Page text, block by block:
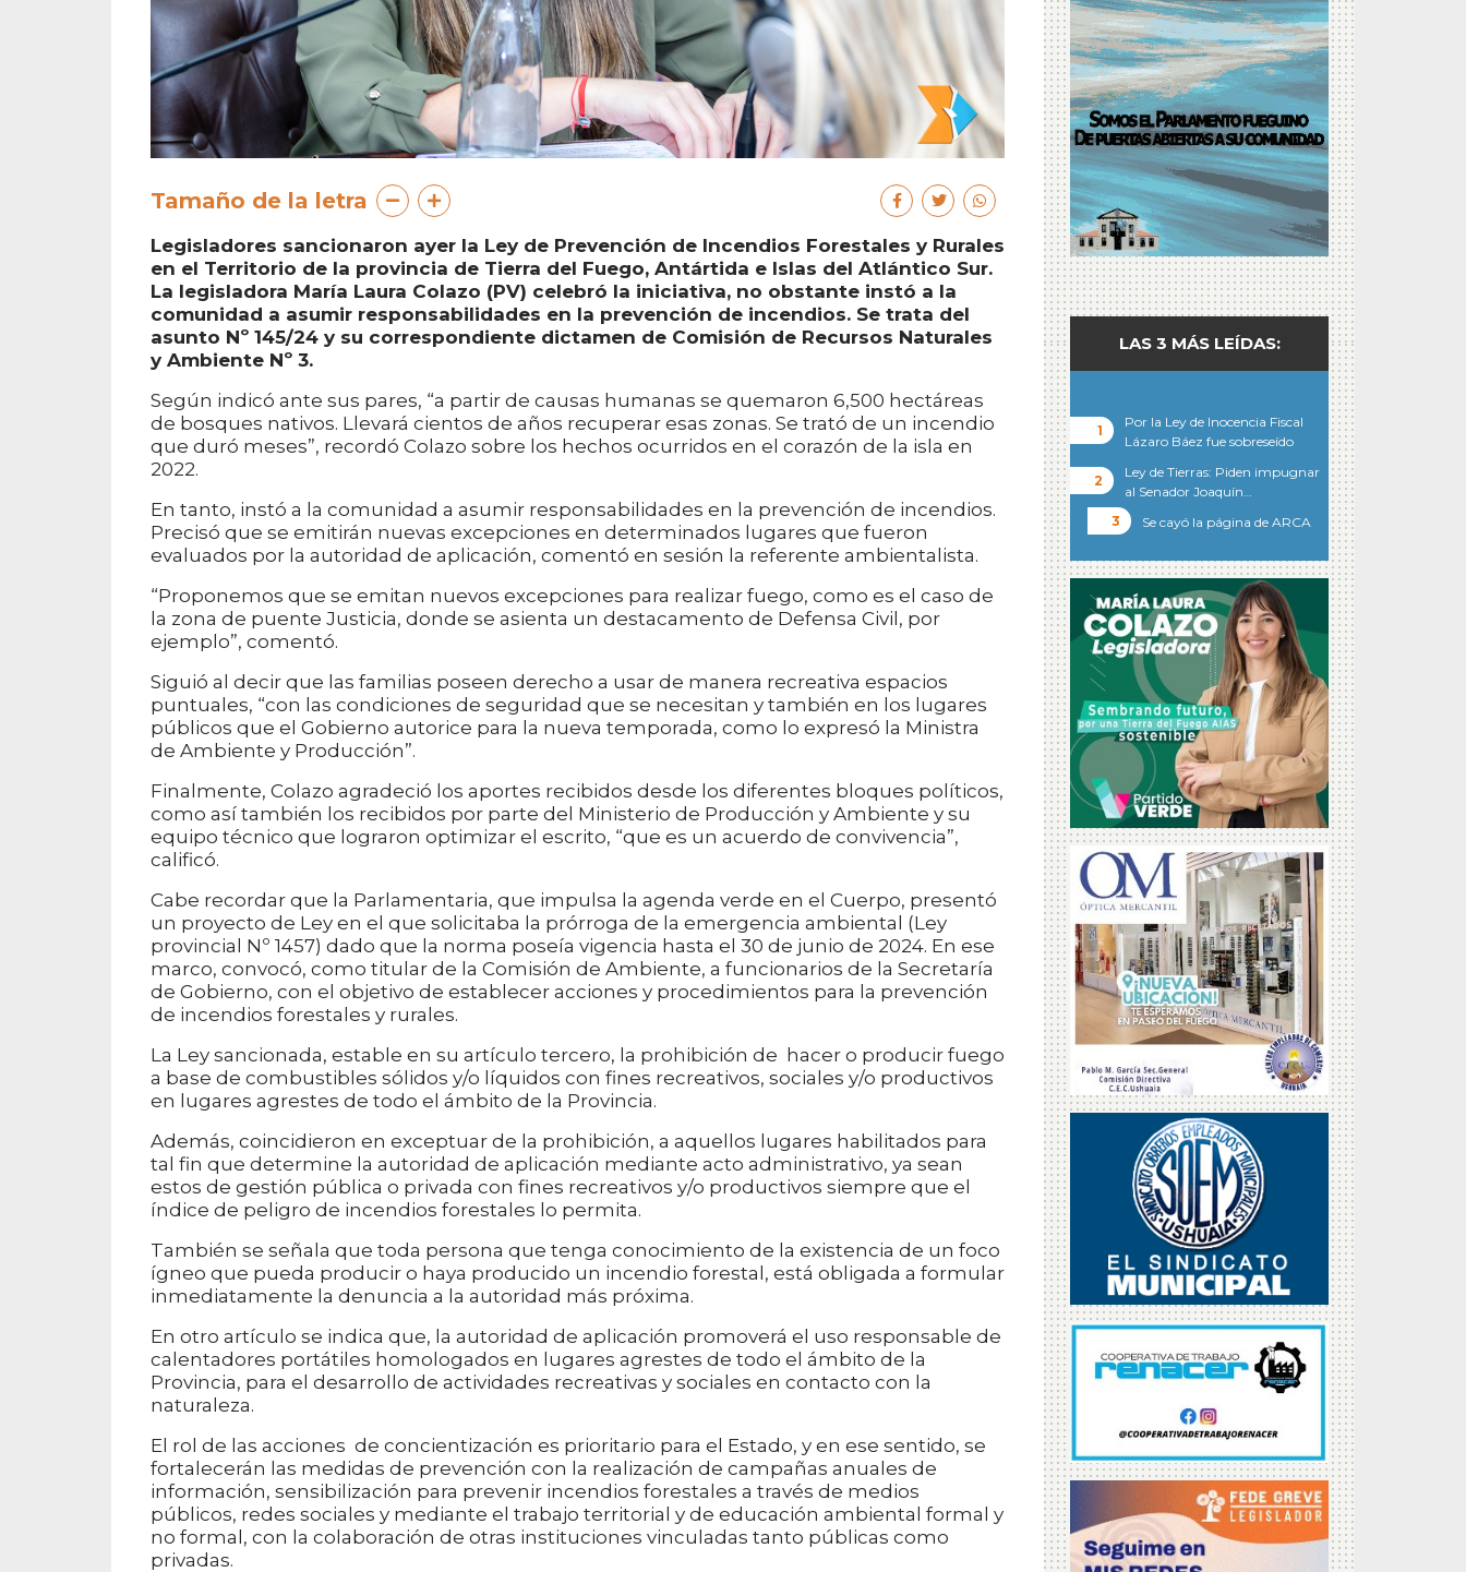
Tamaño de la letra
Legisladores sancionaron ayer la Ley de Prevención de Incendios Forestales y Rurales
en el Territorio de la provincia de Tierra del Fuego, Antártida e Islas del Atlántico Sur.
La legisladora María Laura Colazo (PV) celebró la iniciativa, no obstante instó a la
comunidad a asumir responsabilidades en la prevención de incendios. Se trata del
asunto Nº 145/24 y su correspondiente dictamen de Comisión de Recursos Naturales
y Ambiente Nº 3.
Según indicó ante sus pares, “a partir de causas humanas se quemaron 6,500 hectáreas
de bosques nativos. Llevará cientos de años recuperar esas zonas. Se trató de un incendio
que duró meses”, recordó Colazo sobre los hechos ocurridos en el corazón de la isla en
2022.
En tanto, instó a la comunidad a asumir responsabilidades en la prevención de incendios.
Precisó que se emitirán nuevas excepciones en determinados lugares que fueron
evaluados por la autoridad de aplicación, comentó en sesión la referente ambientalista.
“Proponemos que se emitan nuevos excepciones para realizar fuego, como es el caso de
la zona de puente Justicia, donde se asienta un destacamento de Defensa Civil, por
ejemplo”, comentó.
Siguió al decir que las familias poseen derecho a usar de manera recreativa espacios
puntuales, “con las condiciones de seguridad que se necesitan y también en los lugares
públicos que el Gobierno autorice para la nueva temporada, como lo expresó la Ministra
de Ambiente y Producción”.
Finalmente, Colazo agradeció los aportes recibidos desde los diferentes bloques políticos,
como así también los recibidos por parte del Ministerio de Producción y Ambiente y su
equipo técnico que lograron optimizar el escrito, “que es un acuerdo de convivencia”,
calificó.
Cabe recordar que la Parlamentaria, que impulsa la agenda verde en el Cuerpo, presentó
un proyecto de Ley en el que solicitaba la prórroga de la emergencia ambiental (Ley
provincial Nº 1457) dado que la norma poseía vigencia hasta el 30 de junio de 2024. En ese
marco, convocó, como titular de la Comisión de Ambiente, a funcionarios de la Secretaría
de Gobierno, con el objetivo de establecer acciones y procedimientos para la prevención
de incendios forestales y rurales.
La Ley sancionada, estable en su artículo tercero, la prohibición de hacer o producir fuego
a base de combustibles sólidos y/o líquidos con fines recreativos, sociales y/o productivos
en lugares agrestes de todo el ámbito de la Provincia.
Además, coincidieron en exceptuar de la prohibición, a aquellos lugares habilitados para
tal fin que determine la autoridad de aplicación mediante acto administrativo, ya sean
estos de gestión pública o privada con fines recreativos y/o productivos siempre que el
índice de peligro de incendios forestales lo permita.
También se señala que toda persona que tenga conocimiento de la existencia de un foco
ígneo que pueda producir o haya producido un incendio forestal, está obligada a formular
inmediatamente la denuncia a la autoridad más próxima.
En otro artículo se indica que, la autoridad de aplicación promoverá el uso responsable de
calentadores portátiles homologados en lugares agrestes de todo el ámbito de la
Provincia, para el desarrollo de actividades recreativas y sociales en contacto con la
naturaleza.
El rol de las acciones de concientización es prioritario para el Estado, y en ese sentido, se
fortalecerán las medidas de prevención con la realización de campañas anuales de
información, sensibilización para prevenir incendios forestales a través de medios
públicos, redes sociales y mediante el trabajo territorial y de educación ambiental formal y
no formal, con la colaboración de otras instituciones vinculadas tanto públicas como
privadas.
LAS 3 MÁS LEÍDAS:
Por la Ley de Inocencia Fiscal
Lázaro Báez fue sobreseído
Ley de Tierras: Piden impugnar
al Senador Joaquín…
Se cayó la página de ARCA